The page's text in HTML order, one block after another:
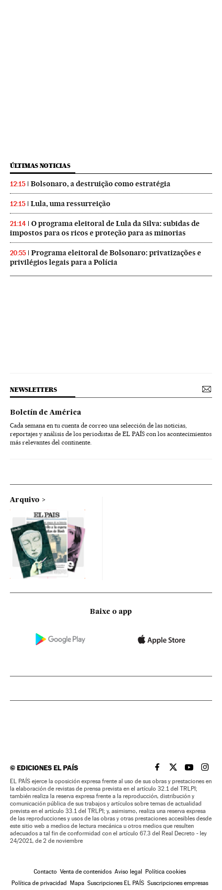
ÚLTIMAS NOTICIAS
12:15 Bolsonaro, a destruição como estratégia
12:15 Lula, uma ressurreição
21:14
O programa eleitoral de Lula da Silva: subidas de
impostos para os ricos e proteção para as minorias
20:55
Programa eleitoral de Bolsonaro: privatizações e
privilégios legais para a Polícia
NEWSLETTERS
Boletín de América
Cada semana en tu cuenta de correo una selección de las noticias,
reportajes y análisis de los periodistas de EL PAÍS con los acontecimientos
más relevantes del continente.
Arquivo
Baixe o app
©EDICIONES EL PAÍS EL PAÍS BRASIL EN
EL PAÍSEL PAÍS
EL
EL PAÍS ejerce la oposición expresa frente al uso de sus obras y prestaciones en
la elaboración de revistas de prensa prevista en el artículo 32.1 del TRLPI;
también realiza la reserva expresa frente a la reproducción, distribución y
comunicación pública de sus trabajos y artículos sobre temas de actualidad
prevista en el artículo 33.1 del TRLPI; y, asimismo, realiza una reserva expresa
de las reproducciones y usos de las obras y otras prestaciones accesibles desde
este sitio web a medios de lectura mecánica u otros medios que resulten
adecuados a tal fin de conformidad con el artículo 67.3 del Real Decreto - ley
24/2021, de 2 de noviembre
Contacto Venta de contenidos Aviso legal Política cookies
Política de privacidad Mapa Suscripciones EL PAÍS Suscripciones empresas